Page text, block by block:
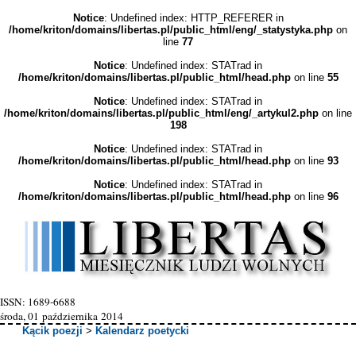
Notice: Undefined index: HTTP_REFERER in
/home/kriton/domains/libertas.pl/public_html/eng/_statystyka.php on
line 77
Notice: Undefined index: STATrad in
/home/kriton/domains/libertas.pl/public_html/head.phpon line 55
Notice: Undefined index: STATrad in
/home/kriton/domains/libertas.pl/public_html/eng/_artykul2.php on line
198
Notice: Undefined index: STATrad in
/home/kriton/domains/libertas.pl/public_html/head.phpon line 93
Notice: Undefined index: STATrad in
/home/kriton/domains/libertas.pl/public_html/head.phpon line 96
ISSN: 1689-6688
środa, 01 października 2014
Kącik poezji >Kalendarz poetycki